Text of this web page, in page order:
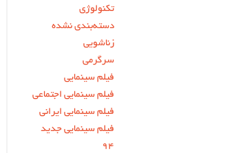
تکنولوژی
دسته‌بندی نشده
زناشویی
سرگرمی
فیلم سینمایی
فیلم سینمایی اجتماعی
فیلم سینمایی ایرانی
فیلم سینمایی جدید
۹۴